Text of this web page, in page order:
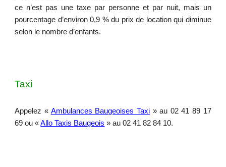
ce n’est pas une taxe par personne et par nuit, mais un
pourcentage d’environ 0,9 % du prix de location qui diminue
selon le nombre d’enfants.
Taxi
Appelez « Ambulances Baugeoises Taxi» au 02 41 89 17
69 ou «Allo Taxis Baugeois » au 02 41 82 84 10.